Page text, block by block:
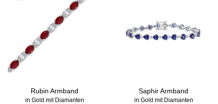
Rubin Armband
in Gold mit Diamanten
Saphir Armband
in Gold mit Diamanten